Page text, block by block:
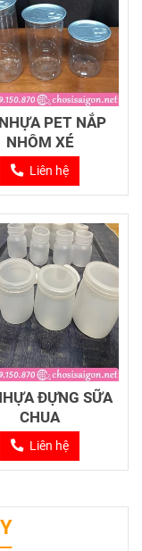
PET NẮP
NHÔM XÉ
Liên hệ
ĐỰNG SỮA
CHUA
Liên hệ